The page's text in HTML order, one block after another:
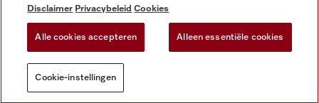
Digital Services Act
Cookie-instellingen
Disclaimer Privacybeleid Cookies
Alle cookies accepteren Alleen essentiële cookies
Cookie-instellingen